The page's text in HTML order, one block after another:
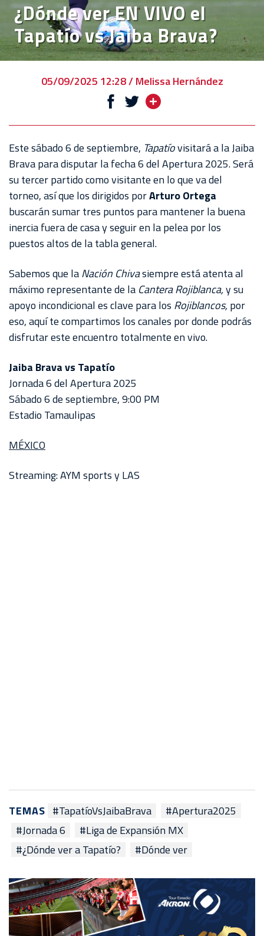
EVENTOS
DEPORTIVOS
REBAÑO
CHIVAS
CHIVASTV
ESTADIO
AKRON
TOUR
ESTADIO
AKRON
¿Dónde ver EN VIVO el
Tapatío vs Jaiba Brava?
05/09/2025 12:28 / Melissa Hernández
Este sábado 6 de septiembre, Tapatíovisitará a la Jaiba
Brava para disputar la fecha 6 del Apertura 2025. Será
su tercer partido como visitante en lo que va del
torneo, así que los dirigidos porArturo Ortega
buscarán sumar tres puntos para mantener la buena
inercia fuera de casa y seguir en la pelea por los
puestos altos de la tabla general.
Sabemos que laNación Chivasiempre está atenta al
máximo representante de la Cantera Rojiblanca,y su
apoyo incondicional es clave para los Rojiblancos,por
eso, aquí te compartimos los canales por donde podrás
disfrutar este encuentro totalmente en vivo.
Jaiba Brava vs Tapatío
Jornada 6 del Apertura 2025
Sábado 6 de septiembre, 9:00 PM
Estadio Tamaulipas
MÉXICO
Streaming: AYM sports y LAS
TEMAS #TapatíoVsJaibaBrava
#Apertura2025
#Jornada 6
#Liga de Expansión MX
#¿Dónde ver a Tapatío?
#Dónde ver